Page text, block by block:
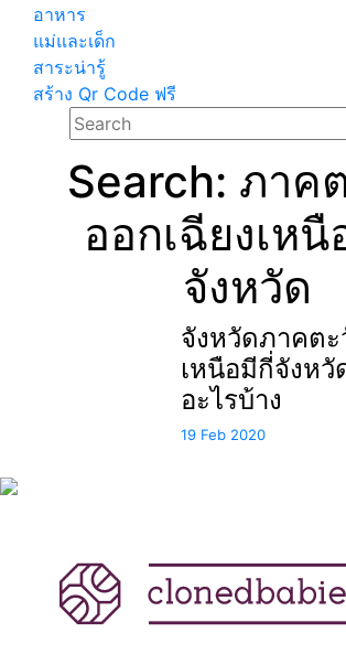
อาหาร
แม่และเด็ก
สาระน่ารู้
สร้าง Qr Code ฟรี
Search: ภาค
ออกเฉียงเห
จังหวัด
จังหวัดภาคตะ
เหนือมีกี่จังหวั
อะไรบ้าง
19 Feb 2020